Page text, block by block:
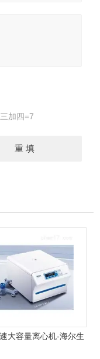
加四=7
大容量离心机-海尔生